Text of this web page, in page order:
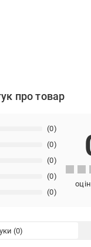
про товар
(0)
(0)
(0)
(0)
(0)